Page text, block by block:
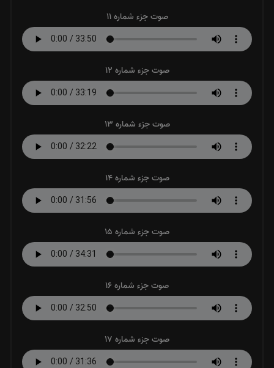
صوت جزء شماره 11
صوت جزء شماره 12
صوت جزء شماره 13
صوت جزء شماره 14
صوت جزء شماره 15
صوت جزء شماره 16
صوت جزء شماره 17